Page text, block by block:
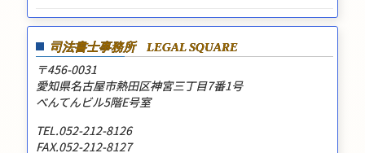
司法書士事務所 LEGAL SQUARE
〒456-0031
愛知県名古屋市熱田区神宮三丁目7番1号
べんてんビル5階E号室
TEL.052-212-8126
FAX.052-212-8127